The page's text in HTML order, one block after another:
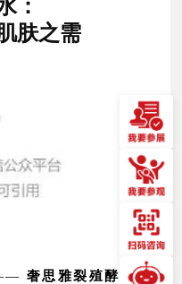
：
肤之需
奢思雅裂殖酵母赋